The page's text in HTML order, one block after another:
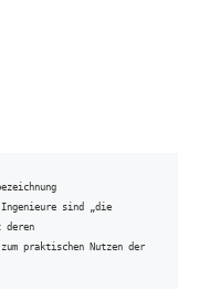
Ingenieure sind „die
deren
praktischen Nutzen der